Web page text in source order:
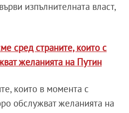
изпълнителната власт,
сред страните, които с
желанията на Путин
които в момента с
обслужват желанията на